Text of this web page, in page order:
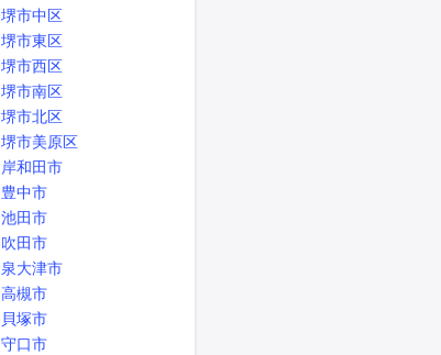
堺市中区
堺市東区
堺市西区
堺市南区
堺市北区
堺市美原区
岸和田市
豊中市
池田市
吹田市
泉大津市
高槻市
貝塚市
守口市